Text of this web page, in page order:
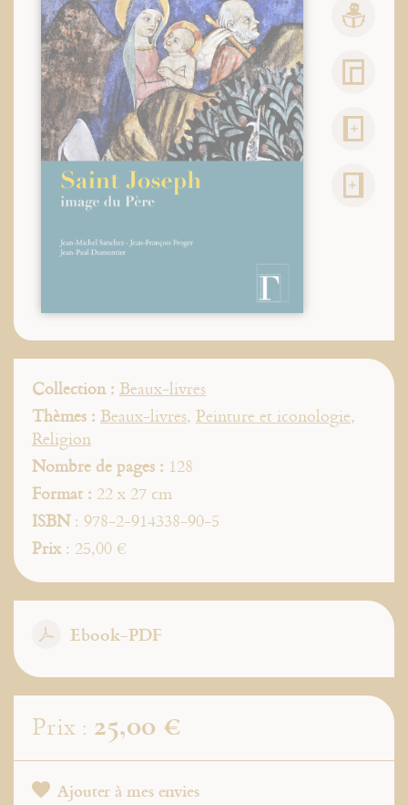
Collection : Beaux-livres
Thèmes : Beaux-livres, Peinture et iconologie,
Religion
Nombre de pages : 128
Format : 22 x 27 cm
ISBN: 978-2-914338-90-5
Prix: 25,00 €
Ebook-PDF
Prix : 25,00 €
Ajouter à mes envies